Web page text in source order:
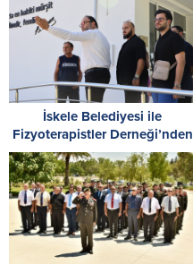
İskele Belediyesi ile
Fizyoterapistler Derneği’nden
Ötüken Özel Eğitim Okulu’na
ziyaret